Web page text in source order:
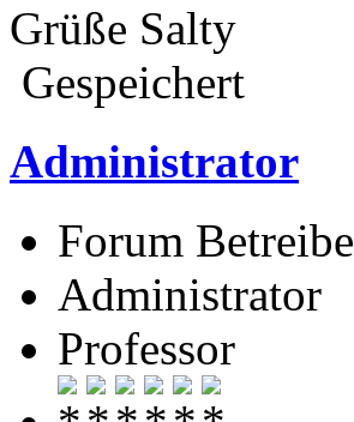
Grüße Salty
Gespeichert
Administrator
Forum
Administrator
Professor